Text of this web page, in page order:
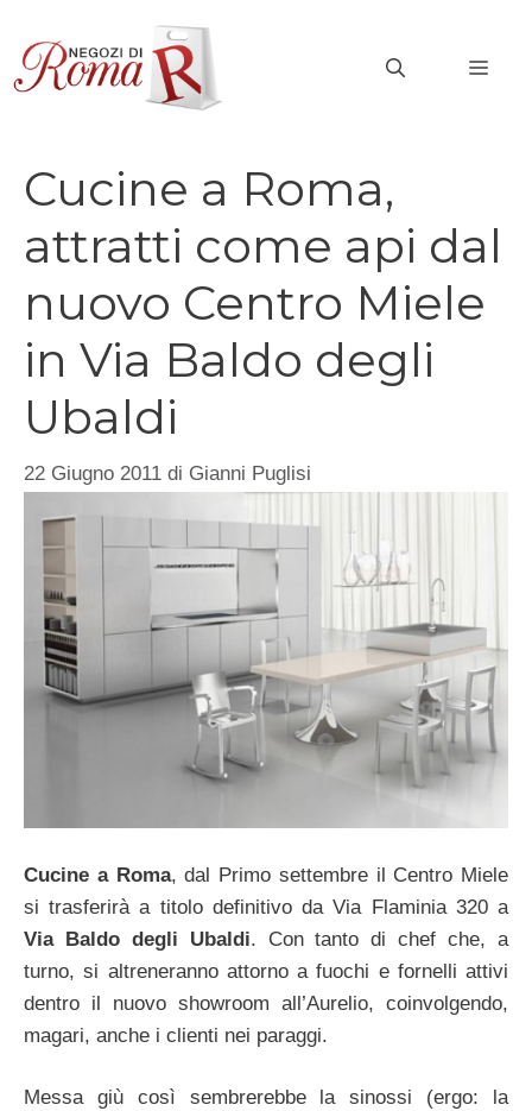
contenuto
Cucine a Roma,
attratti come api dal
nuovo Centro Miele
in Via Baldo degli
Ubaldi
22 Giugno 2011 di Gianni Puglisi
Cucine a Roma, dal Primo settembre il Centro Miele
si trasferirà a titolo definitivo da Via Flaminia 320 a
Via Baldo degli Ubaldi. Con tanto di chef che, a
turno, si altreneranno attorno a fuochi e fornelli attivi
dentro il nuovo showroom all’Aurelio, coinvolgendo,
magari, anche i clienti nei paraggi.
Messa giù così sembrerebbe la sinossi (ergo: la